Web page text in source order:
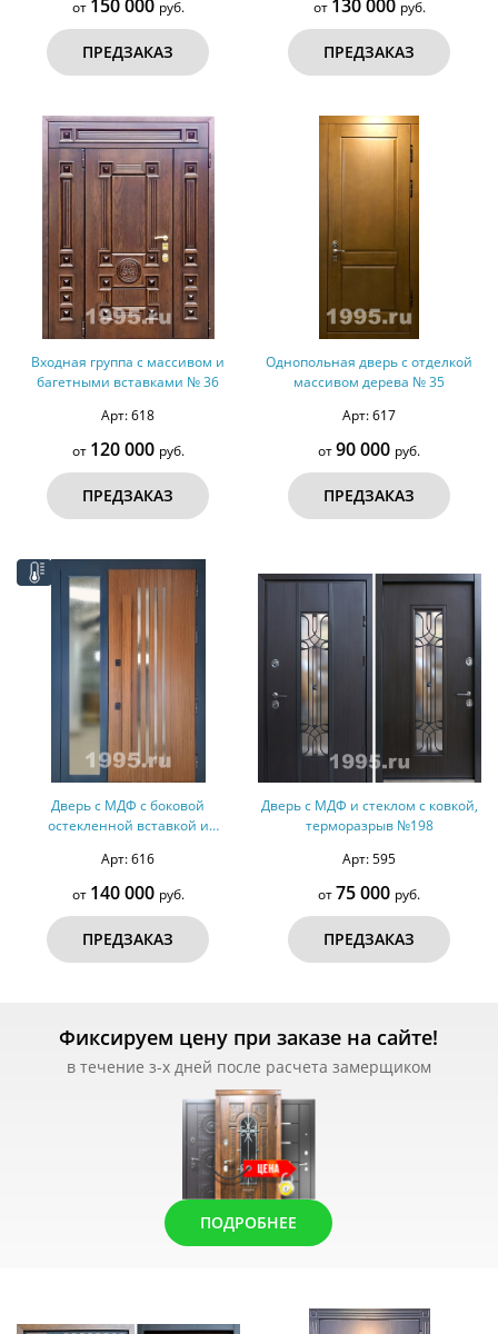
от 150 000 руб.
ПРЕДЗАКАЗ
от 130 000 руб.
ПРЕДЗАКАЗ
Входная группа с массивом и
багетными вставками № 36
Арт: 618
от 120 000 руб.
ПРЕДЗАКАЗ
Однопольная дверь с отделкой
массивом дерева № 35
Арт: 617
от90 000 руб.
ПРЕДЗАКАЗ
Дверь с МДФ с боковой
остекленной вставкой и
№199
Арт: 616
от 140 000 руб.
ПРЕДЗАКАЗ
Дверь с МДФ и стеклом с ковкой,
терморазрыв №198
Арт: 595
от75 000 руб.
ПРЕДЗАКАЗ
Фиксируем цену при заказе на сайте!
в течение з-х дней после расчета замерщиком
ПОДРОБНЕЕ